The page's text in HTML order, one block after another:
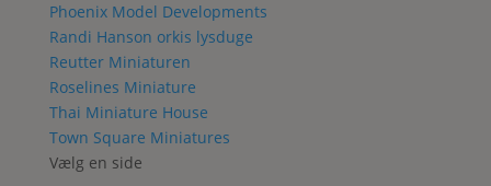
Phoenix Model Developments
Randi Hanson orkis lysduge
Reutter Miniaturen
Roselines Miniature
Thai Miniature House
Town Square Miniatures
Vælg en side